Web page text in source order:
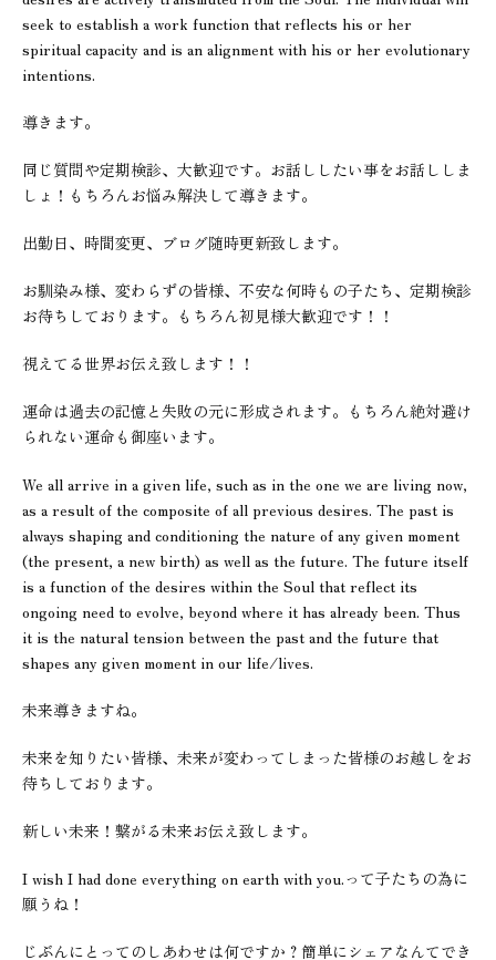
seek to establish a work function that reflects his or her
spiritual capacity and is an alignment with his or her evolutionary
intentions.
導きます。
同じ質問や定期検診、大歓迎です。お話ししたい事をお話ししま
しょ！もちろんお悩み解決して導きます。
出勤日、時間変更、ブログ随時更新致します。
お馴染み様、変わらずの皆様、不安な何時もの子たち、定期検診
お待ちしております。もちろん初見様大歓迎です！！
視えてる世界お伝え致します！！
運命は過去の記憶と失敗の元に形成されます。もちろん絶対避け
られない運命も御座います。
We all arrive in a given life, such as in the one we are living now,
as a result of the composite of all previous desires. The past is
always shaping and conditioning the nature of any given moment
(the present, a new birth) as well as the future. The future itself
is a function of the desires within the Soul that reflect its
ongoing need to evolve, beyond where it has already been. Thus
it is the natural tension between the past and the future that
shapes any given moment in our life/lives.
未来導きますね。
未来を知りたい皆様、未来が変わってしまった皆様のお越しをお
待ちしております。
新しい未来！繋がる未来お伝え致します。
I wish I had done everything on earth with you.って子たちの為に
願うね！
じぶんにとってのしあわせは何ですか？簡単にシェアなんてでき